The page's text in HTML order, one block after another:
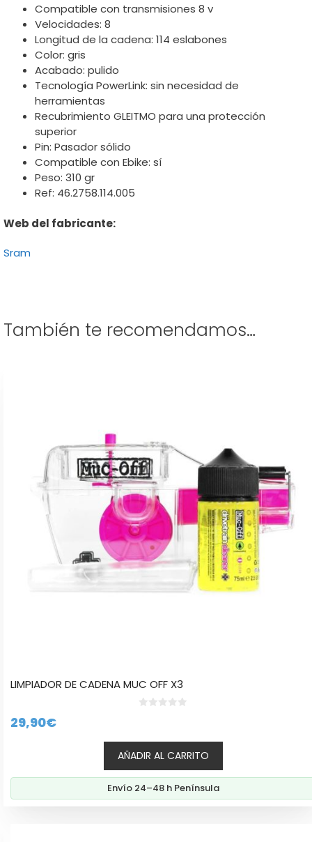
Compatible con transmisiones 8 v
Velocidades: 8
Longitud de la cadena: 114 eslabones
Color: gris
Acabado: pulido
Tecnología PowerLink: sin necesidad de
herramientas
Recubrimiento GLEITMO para una protección
superior
Pin: Pasador sólido
Compatible con Ebike: sí
Peso: 310 gr
Ref: 46.2758.114.005
Web del fabricante:
Sram
También te recomendamos…
LIMPIADOR DE CADENA MUC OFF X3
5
29,90€
AÑADIR AL CARRITO
Envío 24–48 h Península